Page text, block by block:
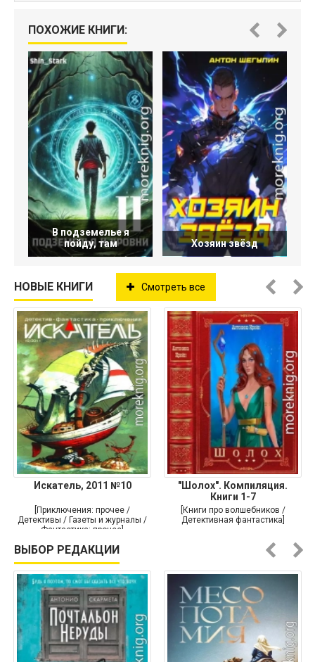
ПОХОЖИЕ КНИГИ:
В подземелье я
пойду, там
Хозяин звёзд
НОВЫЕ КНИГИ Смотреть все
Искатель, 2011 №10
[Приключения: прочее /
Детективы / Газеты и журналы /
Фантастика: прочее]
"Шолох". Компиляция.
Книги 1-7
[Книги про волшебников /
Детективная фантастика]
ВЫБОР РЕДАКЦИИ